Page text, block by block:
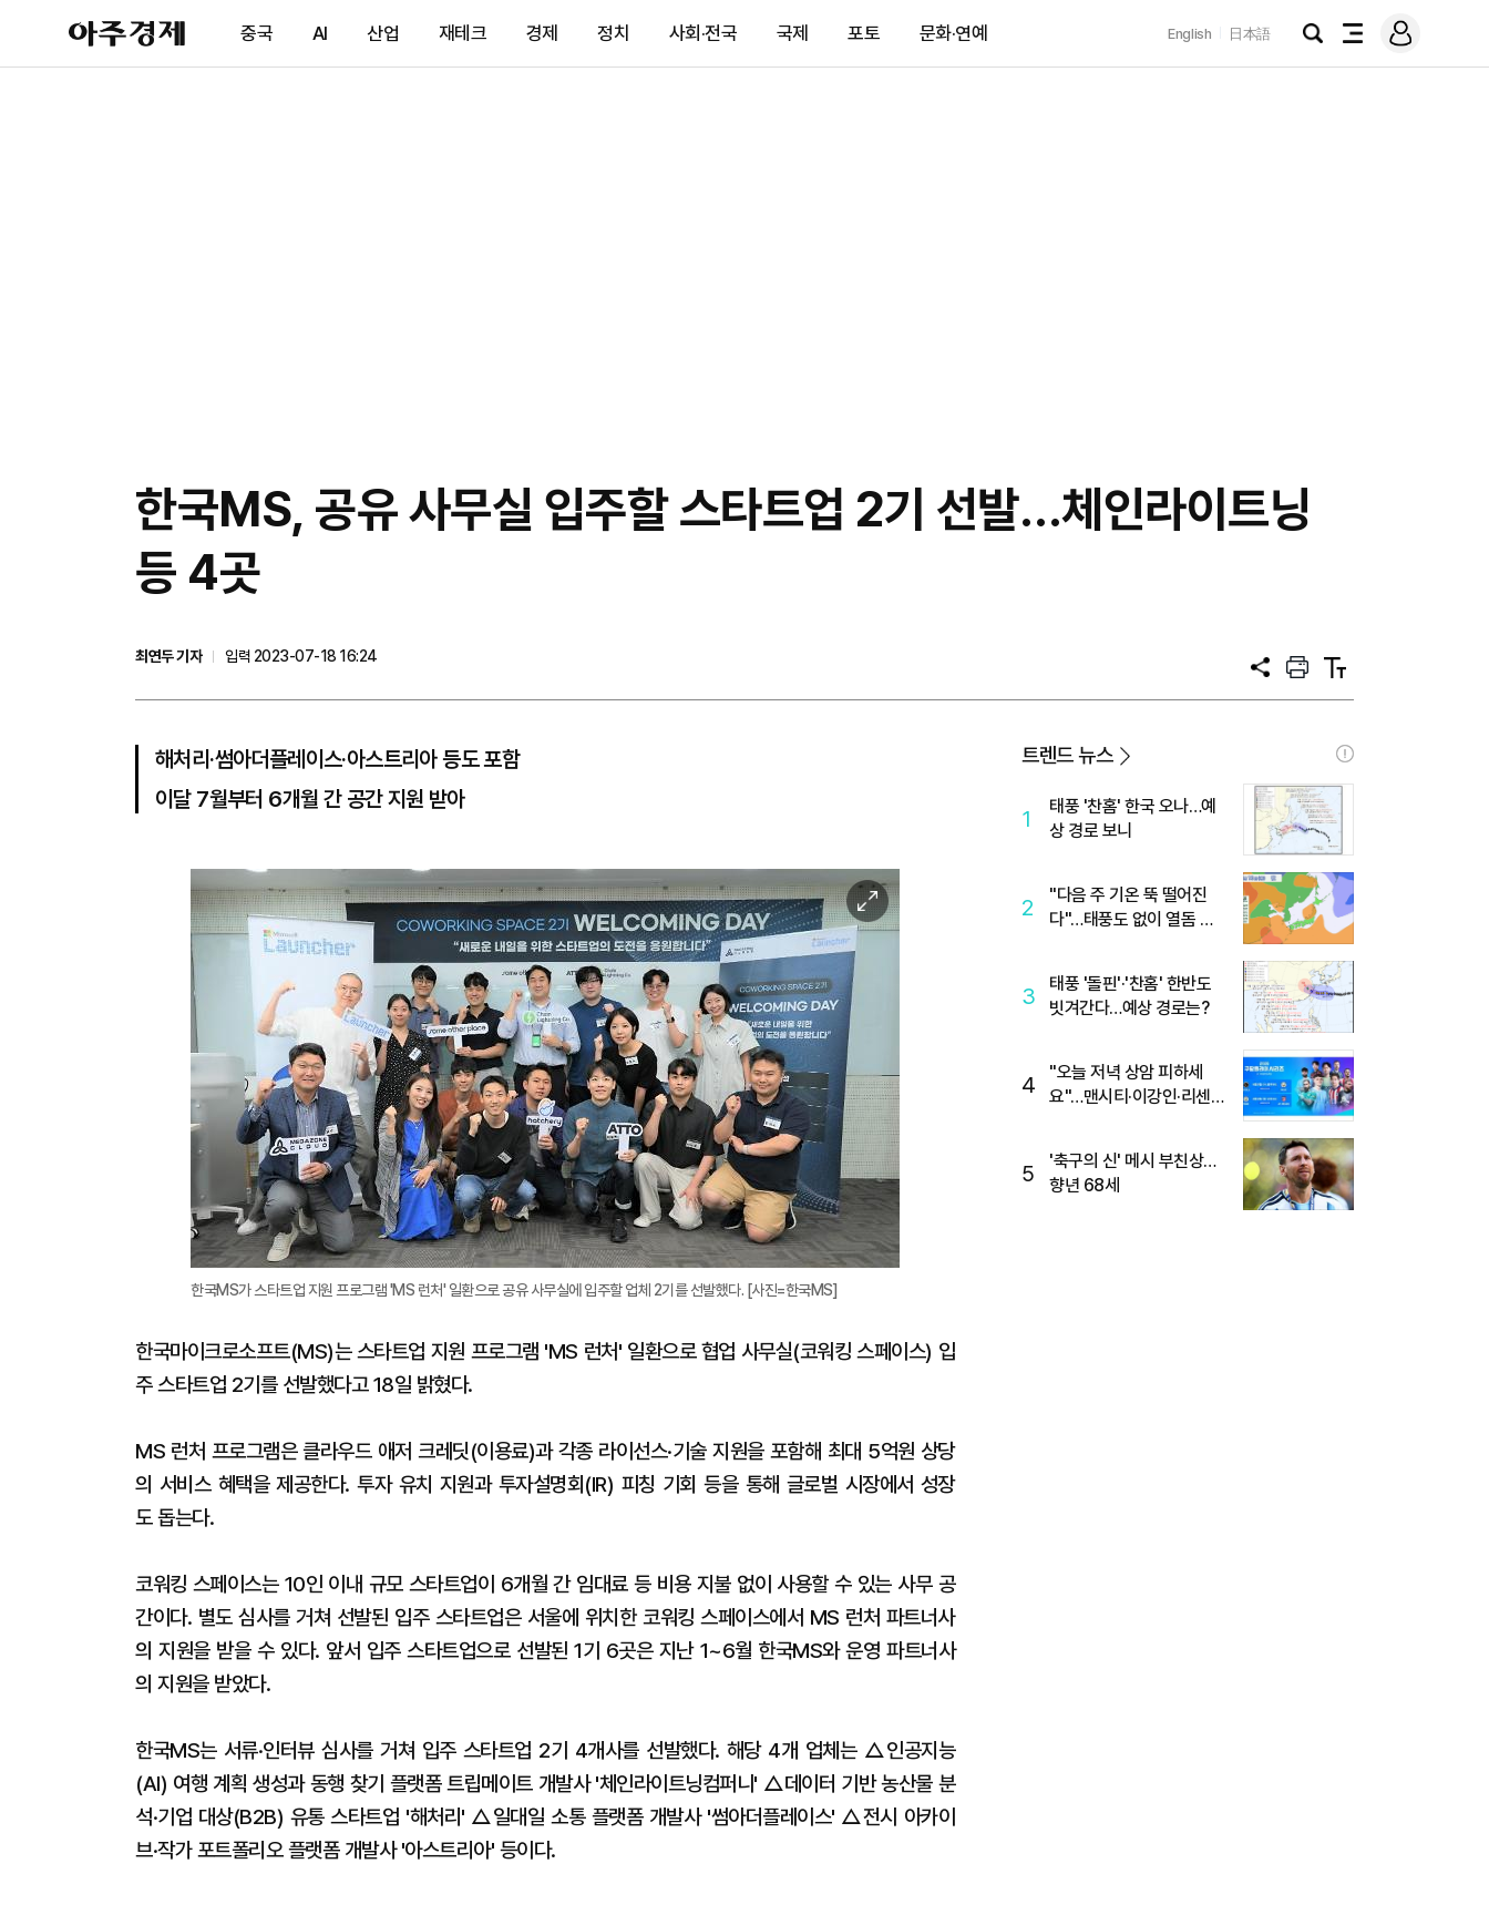
아
주
제
중국 AI 산업 재테크 경제 정치 사회·전국 국제 포토 문화·연예 English 日本語
검
전
메
그
한국MS, 공유 사무실 입주할 스타트업 2기 선발…체인라이트닝
등 4곳
최연두 기자
입력 2023-07-18 16:24
공
프
트
텍
트
해처리·썸아더플레이스·아스트리아 등도 포함
이달 7월부터 6개월 간 공간 지원 받아
이
미
지
확
대
한국MS가 스타트업 지원 프로그램 'MS 런처' 일환으로 공유 사무실에 입주할 업체 2기를 선발했다. [사진=한국MS]
한국마이크로소프트(MS)는 스타트업 지원 프로그램 'MS 런처' 일환으로 협업 사무실(코워킹 스페이스) 입
주 스타트업 2기를 선발했다고 18일 밝혔다.
MS 런처 프로그램은 클라우드 애저 크레딧(이용료)과 각종 라이선스·기술 지원을 포함해 최대 5억원 상당
의 서비스 혜택을 제공한다. 투자 유치 지원과 투자설명회(IR) 피칭 기회 등을 통해 글로벌 시장에서 성장
도 돕는다.
코워킹 스페이스는 10인 이내 규모 스타트업이 6개월 간 임대료 등 비용 지불 없이 사용할 수 있는 사무 공
간이다. 별도 심사를 거쳐 선발된 입주 스타트업은 서울에 위치한 코워킹 스페이스에서 MS 런처 파트너사
의 지원을 받을 수 있다. 앞서 입주 스타트업으로 선발된 1기 6곳은 지난 1~6월 한국MS와 운영 파트너사
의 지원을 받았다.
한국MS는 서류·인터뷰 심사를 거쳐 입주 스타트업 2기 4개사를 선발했다. 해당 4개 업체는 △인공지능
(AI) 여행 계획 생성과 동행 찾기 플랫폼 트립메이트 개발사 '체인라이트닝컴퍼니' △데이터 기반 농산물 분
석·기업 대상(B2B) 유통 스타트업 '해처리' △일대일 소통 플랫폼 개발사 '썸아더플레이스' △전시 아카이
브·작가 포트폴리오 플랫폼 개발사 '아스트리아' 등이다.
트렌드 뉴스
1
태풍 '찬홈' 한국 오나…예
상 경로 보니
2
"다음 주 기온 뚝 떨어진
다"…태풍도 없이 열돔 박
3
태풍 '돌핀'·'찬홈' 한반도
빗겨간다…예상 경로는?
4
"오늘 저녁 상암 피하세
요"…맨시티·이강인·리센느
5
'축구의 신' 메시 부친상…
향년 68세